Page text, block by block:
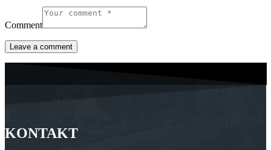
Comment
KONTAKT